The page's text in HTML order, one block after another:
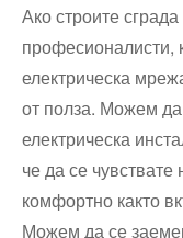
Ако строите
професионалисти,
електрическа
от полза. Можем
електрическа
че да се
комфортно както
Можем да се